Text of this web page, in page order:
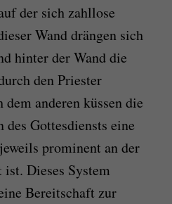
der sich zahllose
Wand drängen sich
hinter der Wand die
den Priester
anderen küssen die
Gottesdiensts eine
prominent an der
ist. Dieses System
Bereitschaft zur